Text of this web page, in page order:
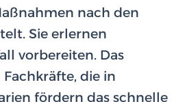
nach den
Sie erlernen
vorbereiten. Das
die in
fördern das schnelle